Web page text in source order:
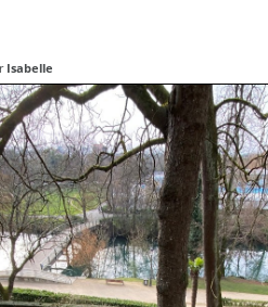
Isabelle